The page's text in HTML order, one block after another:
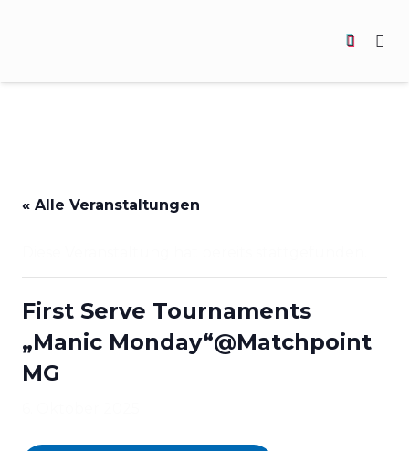
« Alle Veranstaltungen
First Serve Tournaments
„Manic Monday“@Matchpoint
MG